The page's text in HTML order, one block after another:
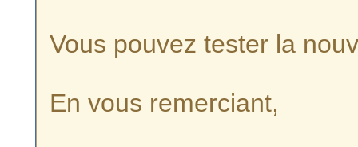
Vous pouvez tester la
En vous remerciant,